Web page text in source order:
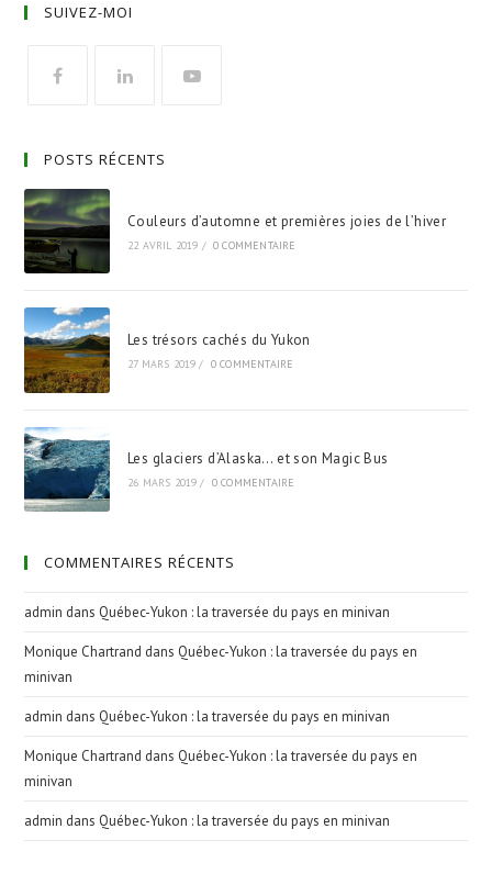
SUIVEZ-MOI
POSTS RÉCENTS
Couleurs d’automne et premières joies de l’hiver
22 AVRIL 2019 / 0 COMMENTAIRE
Les trésors cachés du Yukon
27 MARS 2019 / 0 COMMENTAIRE
Les glaciers d’Alaska… et son Magic Bus
26 MARS 2019 / 0 COMMENTAIRE
COMMENTAIRES RÉCENTS
admin dans Québec-Yukon : la traversée du pays en minivan
Monique Chartrand dans Québec-Yukon : la traversée du pays en
minivan
admin dans Québec-Yukon : la traversée du pays en minivan
Monique Chartrand dans Québec-Yukon : la traversée du pays en
minivan
admin dans Québec-Yukon : la traversée du pays en minivan